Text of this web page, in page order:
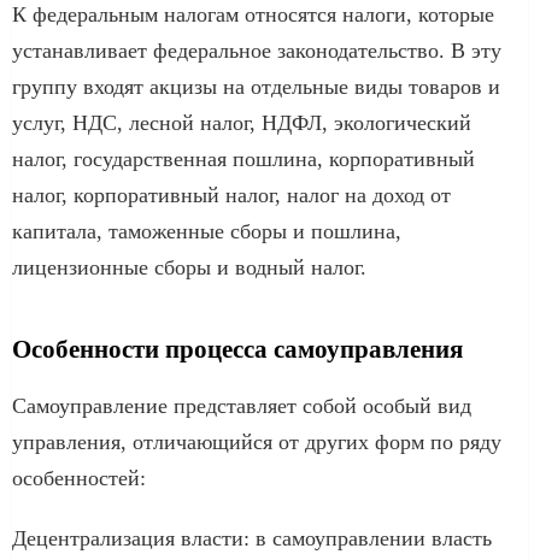
К федеральным налогам относятся налоги, которые
устанавливает федеральное законодательство. В эту
группу входят акцизы на отдельные виды товаров и
услуг, НДС, лесной налог, НДФЛ, экологический
налог, государственная пошлина, корпоративный
налог, корпоративный налог, налог на доход от
капитала, таможенные сборы и пошлина,
лицензионные сборы и водный налог.
Особенности процесса самоуправления
Самоуправление представляет собой особый вид
управления, отличающийся от других форм по ряду
особенностей:
Децентрализация власти: в самоуправлении власть